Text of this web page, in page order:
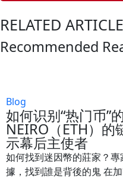
RELATED ARTICLE
Recommended
Blog
如何识别“热门币”
NEIRO（ETH）的
示幕后主使者
如何找到迷因幣的莊家？
據，找到誰是背後的鬼 在